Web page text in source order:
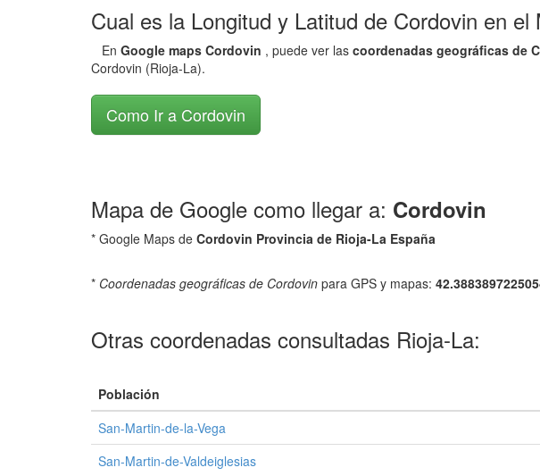
Cual es la Longitud y Latitud de Cordovin en el
En Google maps Cordovin , puede ver las coordenadas geográficas de
Cordovin (Rioja-La).
Como Ir a Cordovin
Mapa de Google como llegar a: Cordovin
* Google Maps de Cordovin Provincia de Rioja-La España
* Coordenadas geográficas de Cordovin para GPS y mapas:
Otras coordenadas consultadas Rioja-La:
Población
San-Martin-de-la-Vega
San-Martin-de-Valdeiglesias